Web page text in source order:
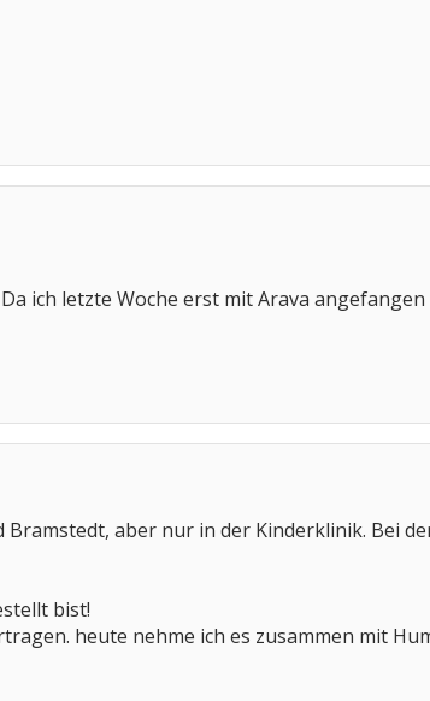
ich letzte Woche erst mit Arava
aber nur in der Kinderklinik. Bei
bist!
heute nehme ich es zusammen mit